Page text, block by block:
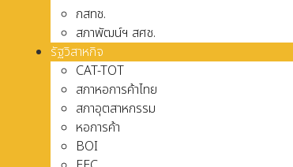
กสทช.
สภาพัฒน์ฯ สศช.
รัฐวิสาหกิจ
CAT-TOT
สภาหอการค้าไทย
สภาอุตสาหกรรม
หอการค้า
BOI